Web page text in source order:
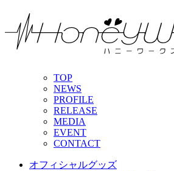
TOP
NEWS
PROFILE
RELEASE
MEDIA
EVENT
CONTACT
オフィシャルグッズ